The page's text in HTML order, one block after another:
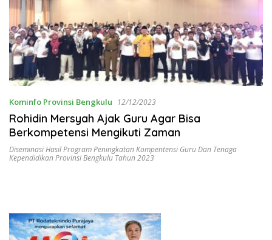
Kominfo Provinsi Bengkulu 12/12/2023
Rohidin Mersyah Ajak Guru Agar Bisa
Berkompetensi Mengikuti Zaman
Diseminasi Hasil Program Peningkatan Kompentensi Guru Dan Tenaga
Kependidikan Provinsi Bengkulu Tahun 2023